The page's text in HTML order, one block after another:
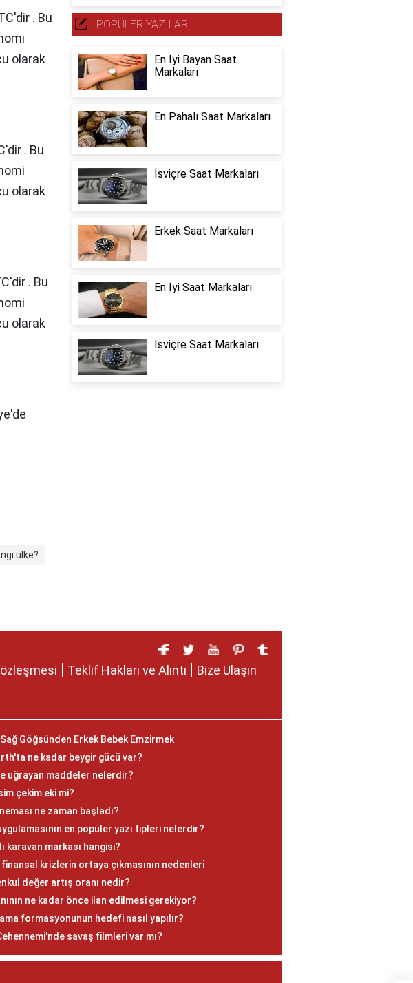
. Bu
olarak
. Bu
olarak
. Bu
olarak
ülke?
POPÜLER YAZILAR
En İyi Bayan Saat
Markaları
En Pahalı Saat Markaları
İsviçre Saat Markaları
Erkek Saat Markaları
En İyi Saat Markaları
İsviçre Saat Markaları
Teklif Hakları ve Alıntı Bize Ulaşın
Göğsünden Erkek Bebek Emzirmek
ne kadar beygir gücü var?
uğrayan maddeler nelerdir?
çekim eki mi?
ne zaman başladı?
en popüler yazı tipleri nelerdir?
karavan markası hangisi?
krizlerin ortaya çıkmasının nedenleri
değer artış oranı nedir?
ne kadar önce ilan edilmesi gerekiyor?
formasyonunun hedefi nasıl yapılır?
savaş filmleri var mı?